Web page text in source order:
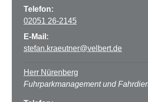
Telefon:
02051 26-2145
E-Mail:
stefan.kraeutner@velbert.de
Herr Nürenberg
Fuhrparkmanagement und